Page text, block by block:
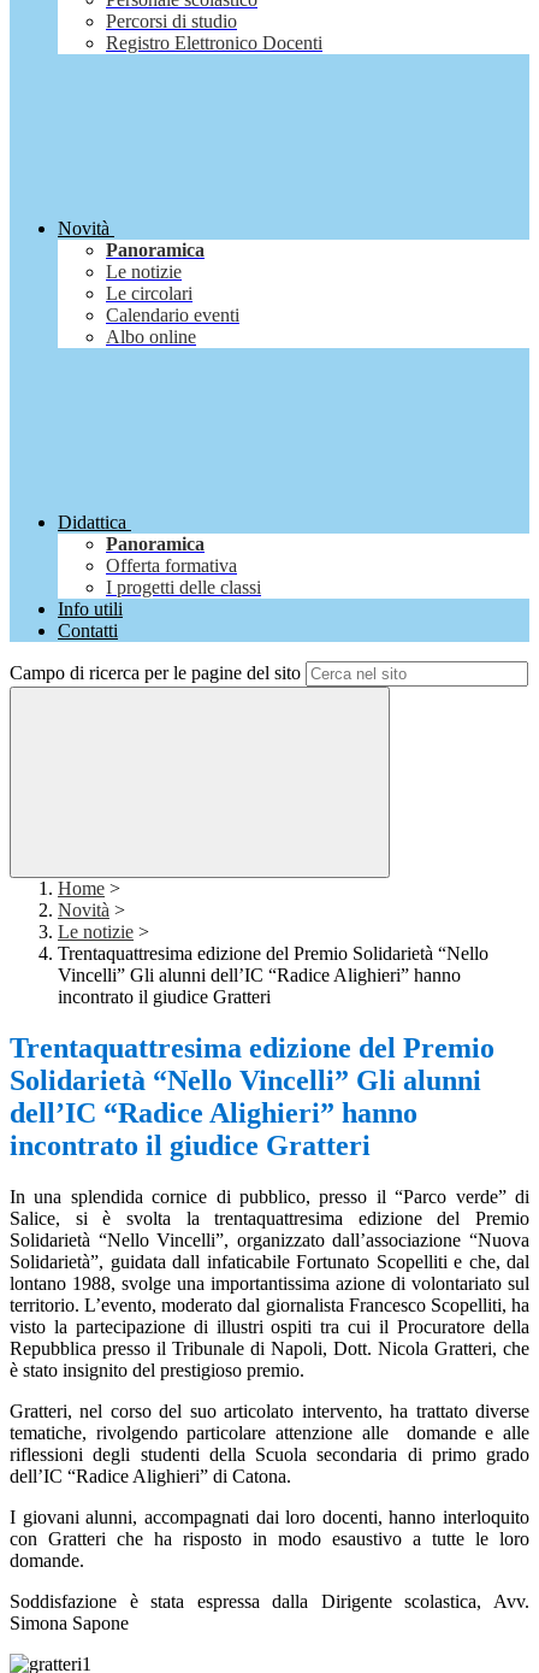
Percorsi di studio
Registro Elettronico Docenti
Novità
Panoramica
Le notizie
Le circolari
Calendario eventi
Albo online
Didattica
Panoramica
Offerta formativa
I progetti delle classi
Info utili
Contatti
Campo di ricerca per le pagine del sito
Home >
Novità >
Le notizie >
Trentaquattresima edizione del Premio Solidarietà “Nello
Vincelli” Gli alunni dell’IC “Radice Alighieri” hanno
incontrato il giudice Gratteri
Trentaquattresima edizione del Premio
Solidarietà “Nello Vincelli” Gli alunni
dell’IC “Radice Alighieri” hanno
incontrato il giudice Gratteri
In una splendida cornice di pubblico, presso il “Parco verde” di
Salice, si è svolta la trentaquattresima edizione del Premio
Solidarietà “Nello Vincelli”, organizzato dall’associazione “Nuova
Solidarietà”, guidata dall infaticabile Fortunato Scopelliti e che, dal
lontano 1988, svolge una importantissima azione di volontariato sul
territorio. L’evento, moderato dal giornalista Francesco Scopelliti, ha
visto la partecipazione di illustri ospiti tra cui il Procuratore della
Repubblica presso il Tribunale di Napoli, Dott. Nicola Gratteri, che
è stato insignito del prestigioso premio.
Gratteri, nel corso del suo articolato intervento, ha trattato diverse
tematiche, rivolgendo particolare attenzione alle
domande e alle
riflessioni degli studenti della Scuola secondaria di primo grado
dell’IC “Radice Alighieri” di Catona.
I giovani alunni, accompagnati dai loro docenti, hanno interloquito
con Gratteri che ha risposto in modo esaustivo a tutte le loro
domande.
Soddisfazione è stata espressa dalla Dirigente scolastica, Avv.
Simona Sapone